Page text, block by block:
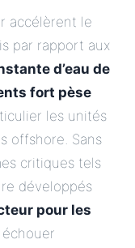
accélèrent le
par rapport aux
d’eau de
fort pèse
les unités
offshore. Sans
critiques tels
développés
pour les